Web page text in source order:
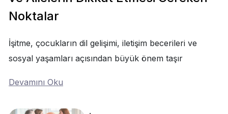
Noktalar
İşitme, çocukların dil gelişimi, iletişim becerileri ve
sosyal yaşamları açısından büyük önem taşır
Devamını Oku